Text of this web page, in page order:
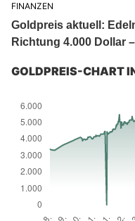
FINANZEN
Goldpreis aktuell:
Richtung 4.000 Dollar
GOLDPREIS-CHART